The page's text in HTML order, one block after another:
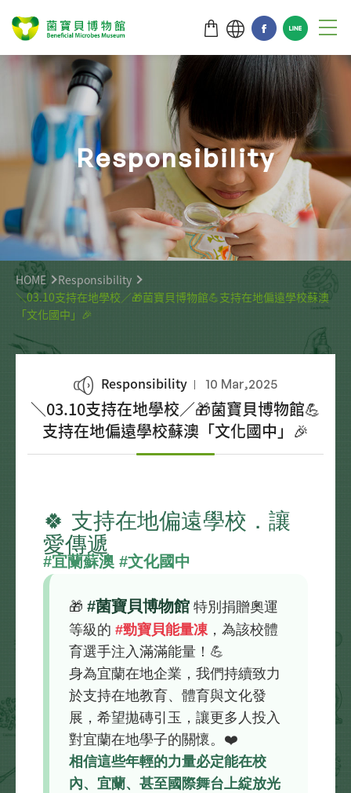
Responsibility
HOME
Responsibility
＼03.10支持在地學校／🎁菌寶貝博物館💪支持在地偏遠學校蘇澳
「文化國中」🎉
Responsibility 10 Mar,2025
＼03.10支持在地學校／🎁菌寶貝博物館💪
支持在地偏遠學校蘇澳「文化國中」🎉
🍀 支持在地偏遠學校．讓
愛傳遞
#宜蘭蘇澳 #文化國中
🎁 #菌寶貝博物館 特別捐贈奧運
等級的 #勁寶貝能量凍，為該校體
育選手注入滿滿能量！💪
身為宜蘭在地企業，我們持續致力
於支持在地教育、體育與文化發
展，希望拋磚引玉，讓更多人投入
對宜蘭在地學子的關懷。❤️
相信這些年輕的力量必定能在校
內、宜蘭、甚至國際舞台上綻放光